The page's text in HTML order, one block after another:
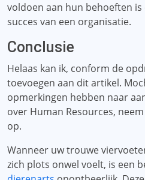
voldoen aan hun behoeften
succes van een organisatie.
Conclusie
Helaas kan ik, conform de
toevoegen aan dit artikel.
opmerkingen hebben naar
over Human Resources,
op.
Wanneer uw trouwe
zich plots onwel voelt, is een